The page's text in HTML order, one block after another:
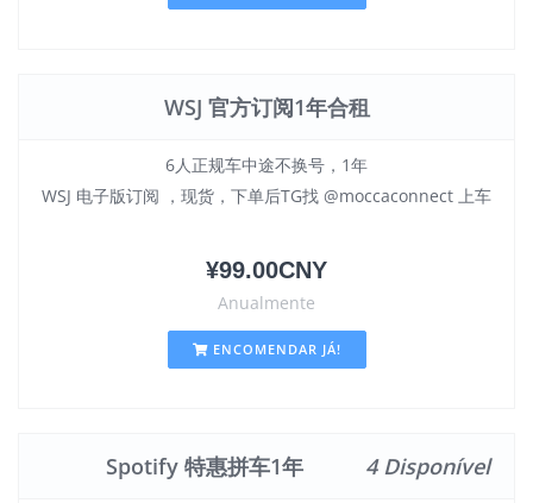
WSJ 官方订阅1年合租
6人正规车中途不换号，1年
WSJ 电子版订阅 ，现货，下单后TG找 @moccaconnect 上车
¥99.00CNY
Anualmente
ENCOMENDAR JÁ!
Spotify 特惠拼车1年 4 Disponível